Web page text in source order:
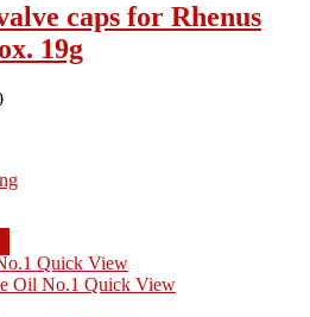
caps for Rhenus
19g
Quick View
Quick View